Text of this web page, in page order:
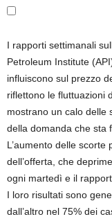
I rapporti settimanali
Petroleum Institute
influiscono sul prezzo
riflettono le fluttuazioni
mostrano un calo delle
della domanda che sta
L’aumento delle scorte
dell’offerta, che
ogni martedì e il
I loro risultati sono
dall’altro nel 75% dei